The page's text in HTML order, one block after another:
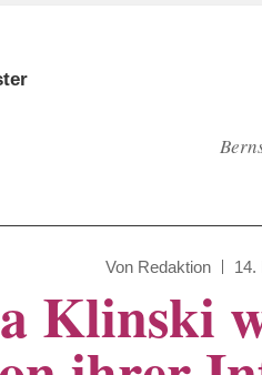
Von Redaktion 14.
Klinski